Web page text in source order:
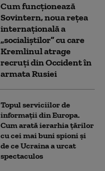
Cum funcționează
Sovintern, noua rețea
internațională a
„socialiștilor” cu care
Kremlinul atrage
recruți din Occident în
armata Rusiei
Topul serviciilor de
informații din Europa.
Cum arată ierarhia țărilor
cu cei mai buni spioni și
de ce Ucraina a urcat
spectaculos